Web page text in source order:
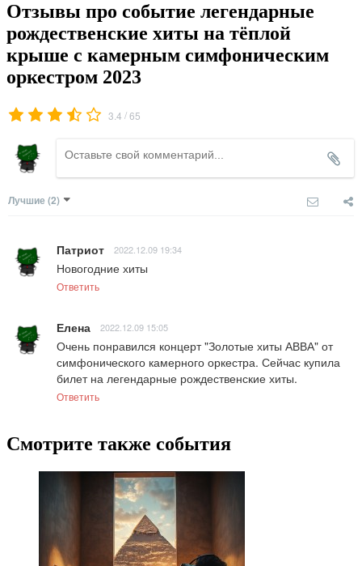
Отзывы про событие легендарные
рождественские хиты на тёплой
крыше с камерным симфоническим
оркестром 2023
3.4 /65
Лучшие (2)
Патриот 2022.12.09 19:34
Новогодние хиты
Ответить
Елена 2022.12.09 15:05
Очень понравился концерт "Золотые хиты АВВА" от
симфонического камерного оркестра. Сейчас купила
билет на легендарные рождественские хиты.
Ответить
Смотрите также события